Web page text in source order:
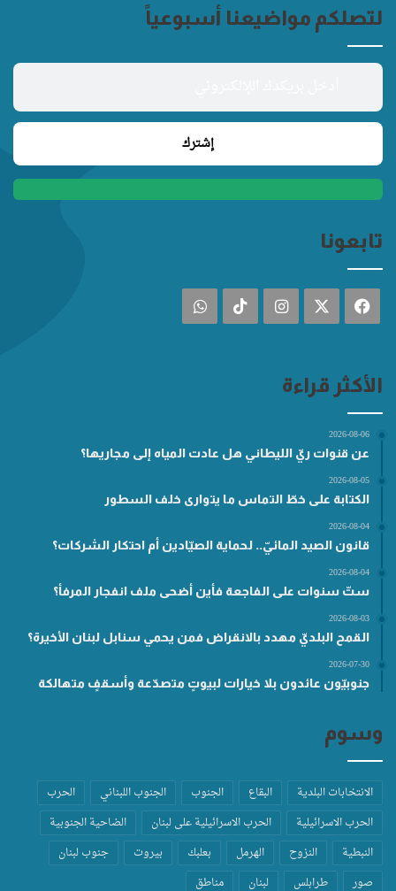
لتصلكم مواضيعنا أسبوعياً
تابعونا
فيسبوك انستقرام ‫TikTokواتساب
الأكثر قراءة
2026-08-06
عن قنوات ريّ الليطاني هل عادت المياه إلى مجاريها؟
2026-08-05
الكتابة على خطّ التماس ما يتوارى خلف السطور
2026-08-04
قانون الصيد المائيّ.. لحماية الصيّادين أم احتكار الشركات؟
2026-08-04
ستّ سنوات على الفاجعة فأين أضحى ملف انفجار المرفأ؟
2026-08-03
القمح البلديّ مهدد بالانقراض فمن يحمي سنابل لبنان الأخيرة؟
2026-07-30
جنوبيّون عائدون بلا خيارات لبيوتٍ متصدّعة وأسقفٍ متهالكة
وسوم
الانتخابات البلدية البقاع الجنوب الجنوب اللبناني
الحرب
الحرب الاسرائيلية
الحرب الاسرائيلية على لبنان
الضاحية الجنوبية
النبطية
النزوح الهرمل بعلبك بيروت
جنوب لبنان
صور
طرابلس لبنان مناطق